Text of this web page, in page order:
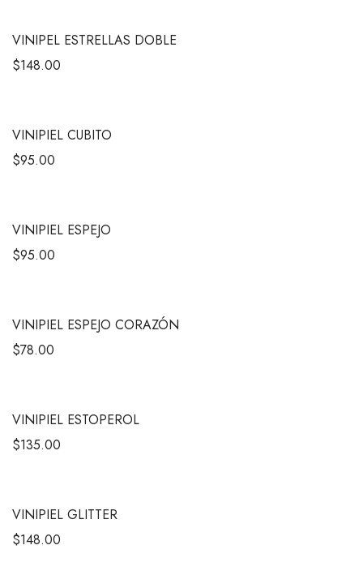
VINIPEL ESTRELLAS DOBLE
$148.00
VINIPIEL CUBITO
$95.00
VINIPIEL ESPEJO
$95.00
VINIPIEL ESPEJO CORAZÓN
$78.00
VINIPIEL ESTOPEROL
$135.00
VINIPIEL GLITTER
$148.00